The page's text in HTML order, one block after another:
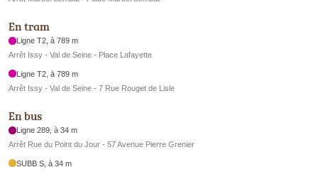
En tram
Ligne T2, à 789 m
Arrêt Issy - Val de Seine - Place Lafayette
Ligne T2, à 789 m
Arrêt Issy - Val de Seine - 7 Rue Rouget de Lisle
En bus
Ligne 289, à 34 m
Arrêt Rue du Point du Jour - 57 Avenue Pierre Grenier
SUBB S, à 34 m